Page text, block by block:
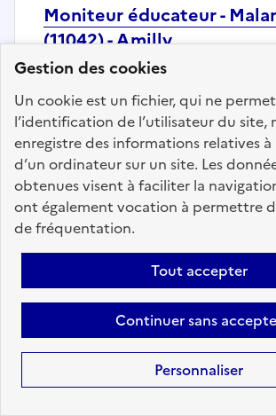
Gestion des cookies
Un cookie est un fichier, qui ne
l’identification de l’utilisateur du site,
enregistre des informations relatives
d’un ordinateur sur un site. Les
obtenues visent à faciliter la
ont également vocation à permettre
de fréquentation.
Tout accepter
Continuer sans
Personnaliser
Moniteur éducateur -
(11042) - Amilly
Localisation :
Loiret(45)
Fonction publique :
Fonction publique Hospitalière
Employeur :
MAISON DEPARTEMENTALE DE
ORLEANS)
En ligne depuis le 31 juillet 2026
Ajouter aux favoris
14
15 16 197 Suivant
Aller à la page